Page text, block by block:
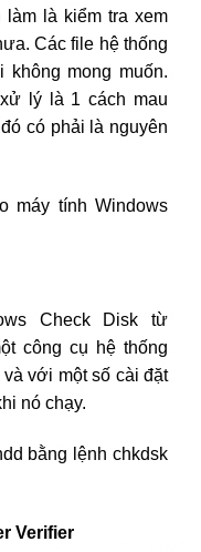
làm là kiểm tra xem
Các file hệ thống
mong muốn.
lý là 1 cách mau
có phải là nguyên
máy tính Windows
Check Disk từ
công cụ hệ thống
với một số cài đặt
nó chạy.
bằng lệnh chkdsk
Verifier